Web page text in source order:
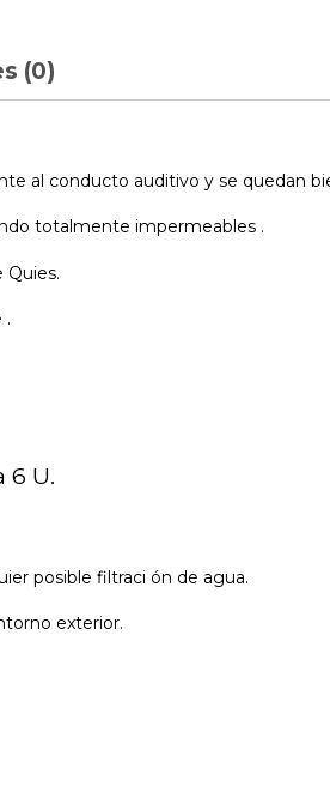
(0)
al conducto auditivo y se quedan
totalmente impermeables .
.
6 U.
posible filtraci ón de agua.
exterior.